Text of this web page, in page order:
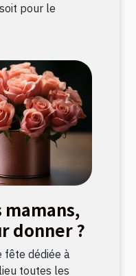
pour le
mamans,
donner ?
fête dédiée à
toutes les